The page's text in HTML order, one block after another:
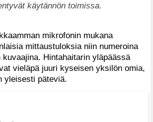
käytännön toimissa.
mikrofonin mukana
mittaustuloksia niin numeroina
Hintahaitarin yläpäässä
vieläpä juuri kyseisen yksilön omia,
yleisesti päteviä.